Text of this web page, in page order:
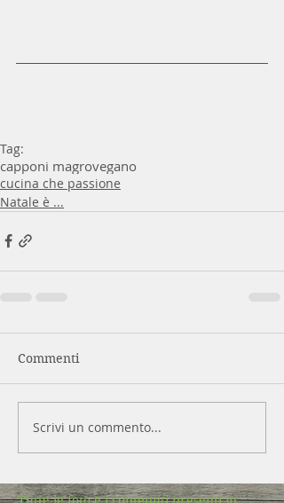
Tag:
capponi magrovegano
cucina che passione
Natale è ...
Commenti
Scrivi un commento...